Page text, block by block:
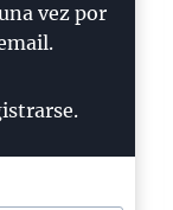
vez por